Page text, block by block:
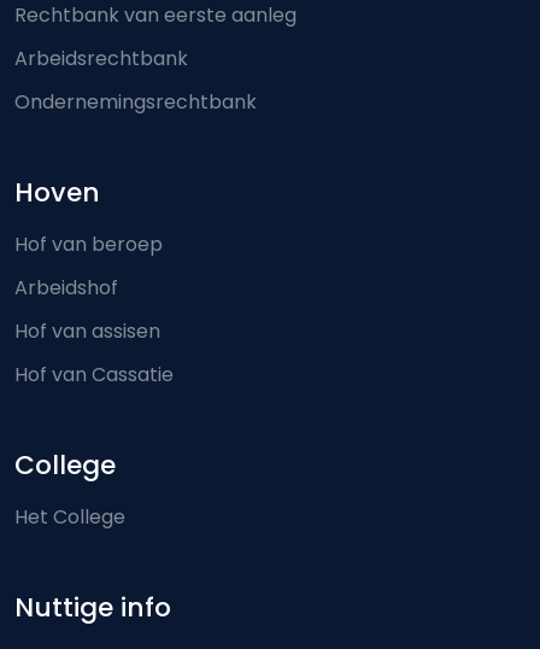
Rechtbank van eerste aanleg
Arbeidsrechtbank
Ondernemingsrechtbank
Hoven
Hof van beroep
Arbeidshof
Hof van assisen
Hof van Cassatie
College
Het College
Nuttige info